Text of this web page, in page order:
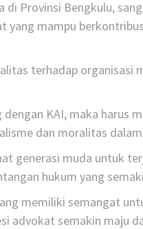
Provinsi Bengkulu,
mampu
terhadap organisasi
KAI, maka
dan moralitas
generasi muda untuk
hukum yang
memiliki semangat
advokat semakin maju